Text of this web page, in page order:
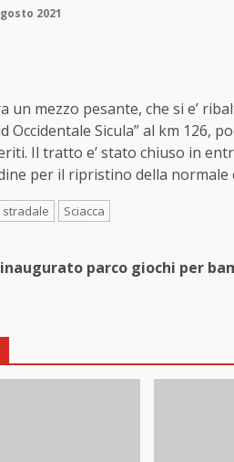
2021
un mezzo pesante, che si e’
Occidentale Sicula” al km 126,
Il tratto e’ stato chiuso in
per il ripristino della normale
stradale Sciacca
parco giochi per